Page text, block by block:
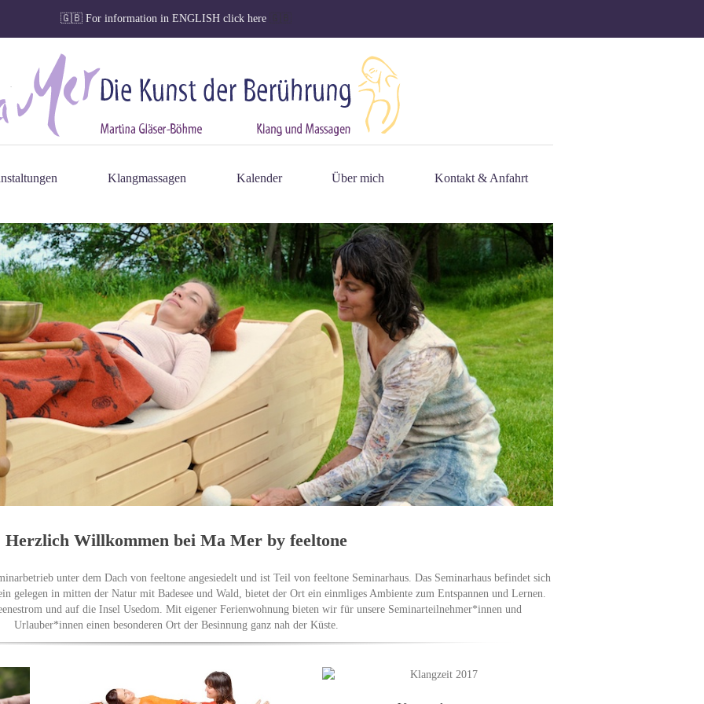
🇬🇧 For information in ENGLISH click here
Klangmassagen Kalender Über mich Kontakt & Anfahrt
Herzlich Willkommen bei Ma Mer by feeltone
unter dem Dach von feeltone angesiedelt und ist Teil von feeltone Seminarhaus. Das Seminarhaus befindet sich
gelegen in mitten der Natur mit Badesee und Wald, bietet der Ort ein einmliges Ambiente zum Entspannen und Lernen.
und auf die Insel Usedom. Mit eigener Ferienwohnung bieten wir für unsere Seminarteilnehmer*innen und
Urlauber*innen einen besonderen Ort der Besinnung ganz nah der Küste.